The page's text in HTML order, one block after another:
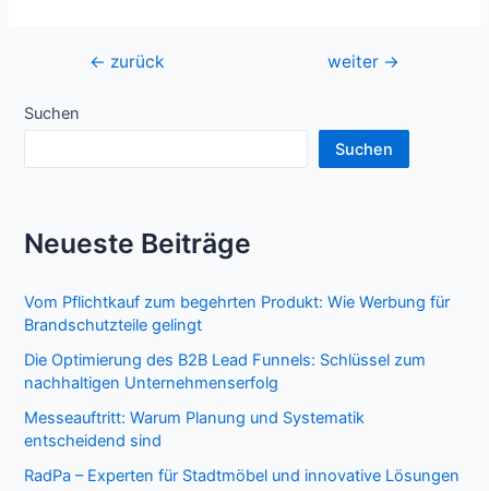
Beitragsnavigation
← zurück weiter →
Suchen
Suchen
Neueste Beiträge
Vom Pflichtkauf zum begehrten Produkt: Wie Werbung für
Brandschutzteile gelingt
Die Optimierung des B2B Lead Funnels: Schlüssel zum
nachhaltigen Unternehmenserfolg
Messeauftritt: Warum Planung und Systematik
entscheidend sind
RadPa – Experten für Stadtmöbel und innovative Lösungen